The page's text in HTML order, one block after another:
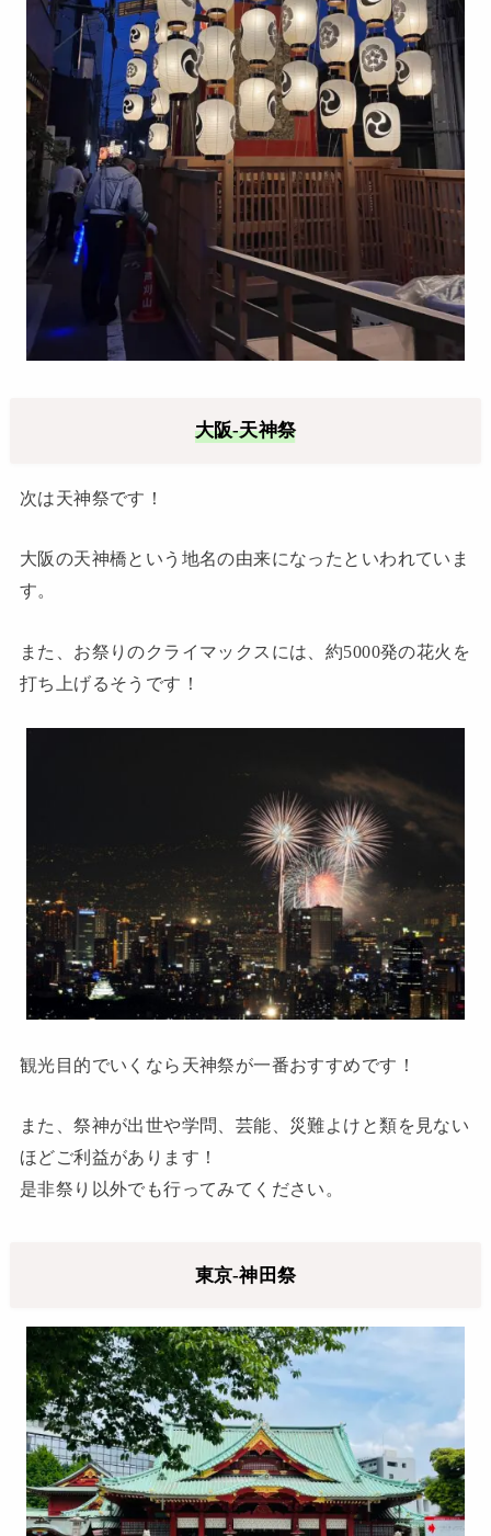
大阪-天神祭
次は天神祭です！
大阪の天神橋という地名の由来になったといわれていま
す。
また、お祭りのクライマックスには、約5000発の花火を
打ち上げるそうです！
観光目的でいくなら天神祭が一番おすすめです！
また、祭神が出世や学問、芸能、災難よけと類を見ない
ほどご利益があります！
是非祭り以外でも行ってみてください。
東京-神田祭